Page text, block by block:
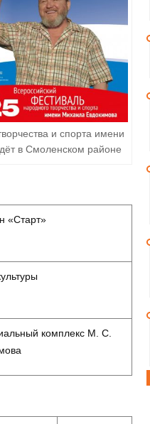
и спорта имени
в Смоленском районе
«Старт»
комплекс М. С.